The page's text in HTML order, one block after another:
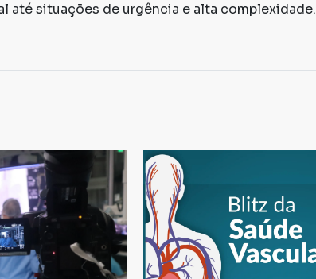
até situações de urgência e alta complexidade.